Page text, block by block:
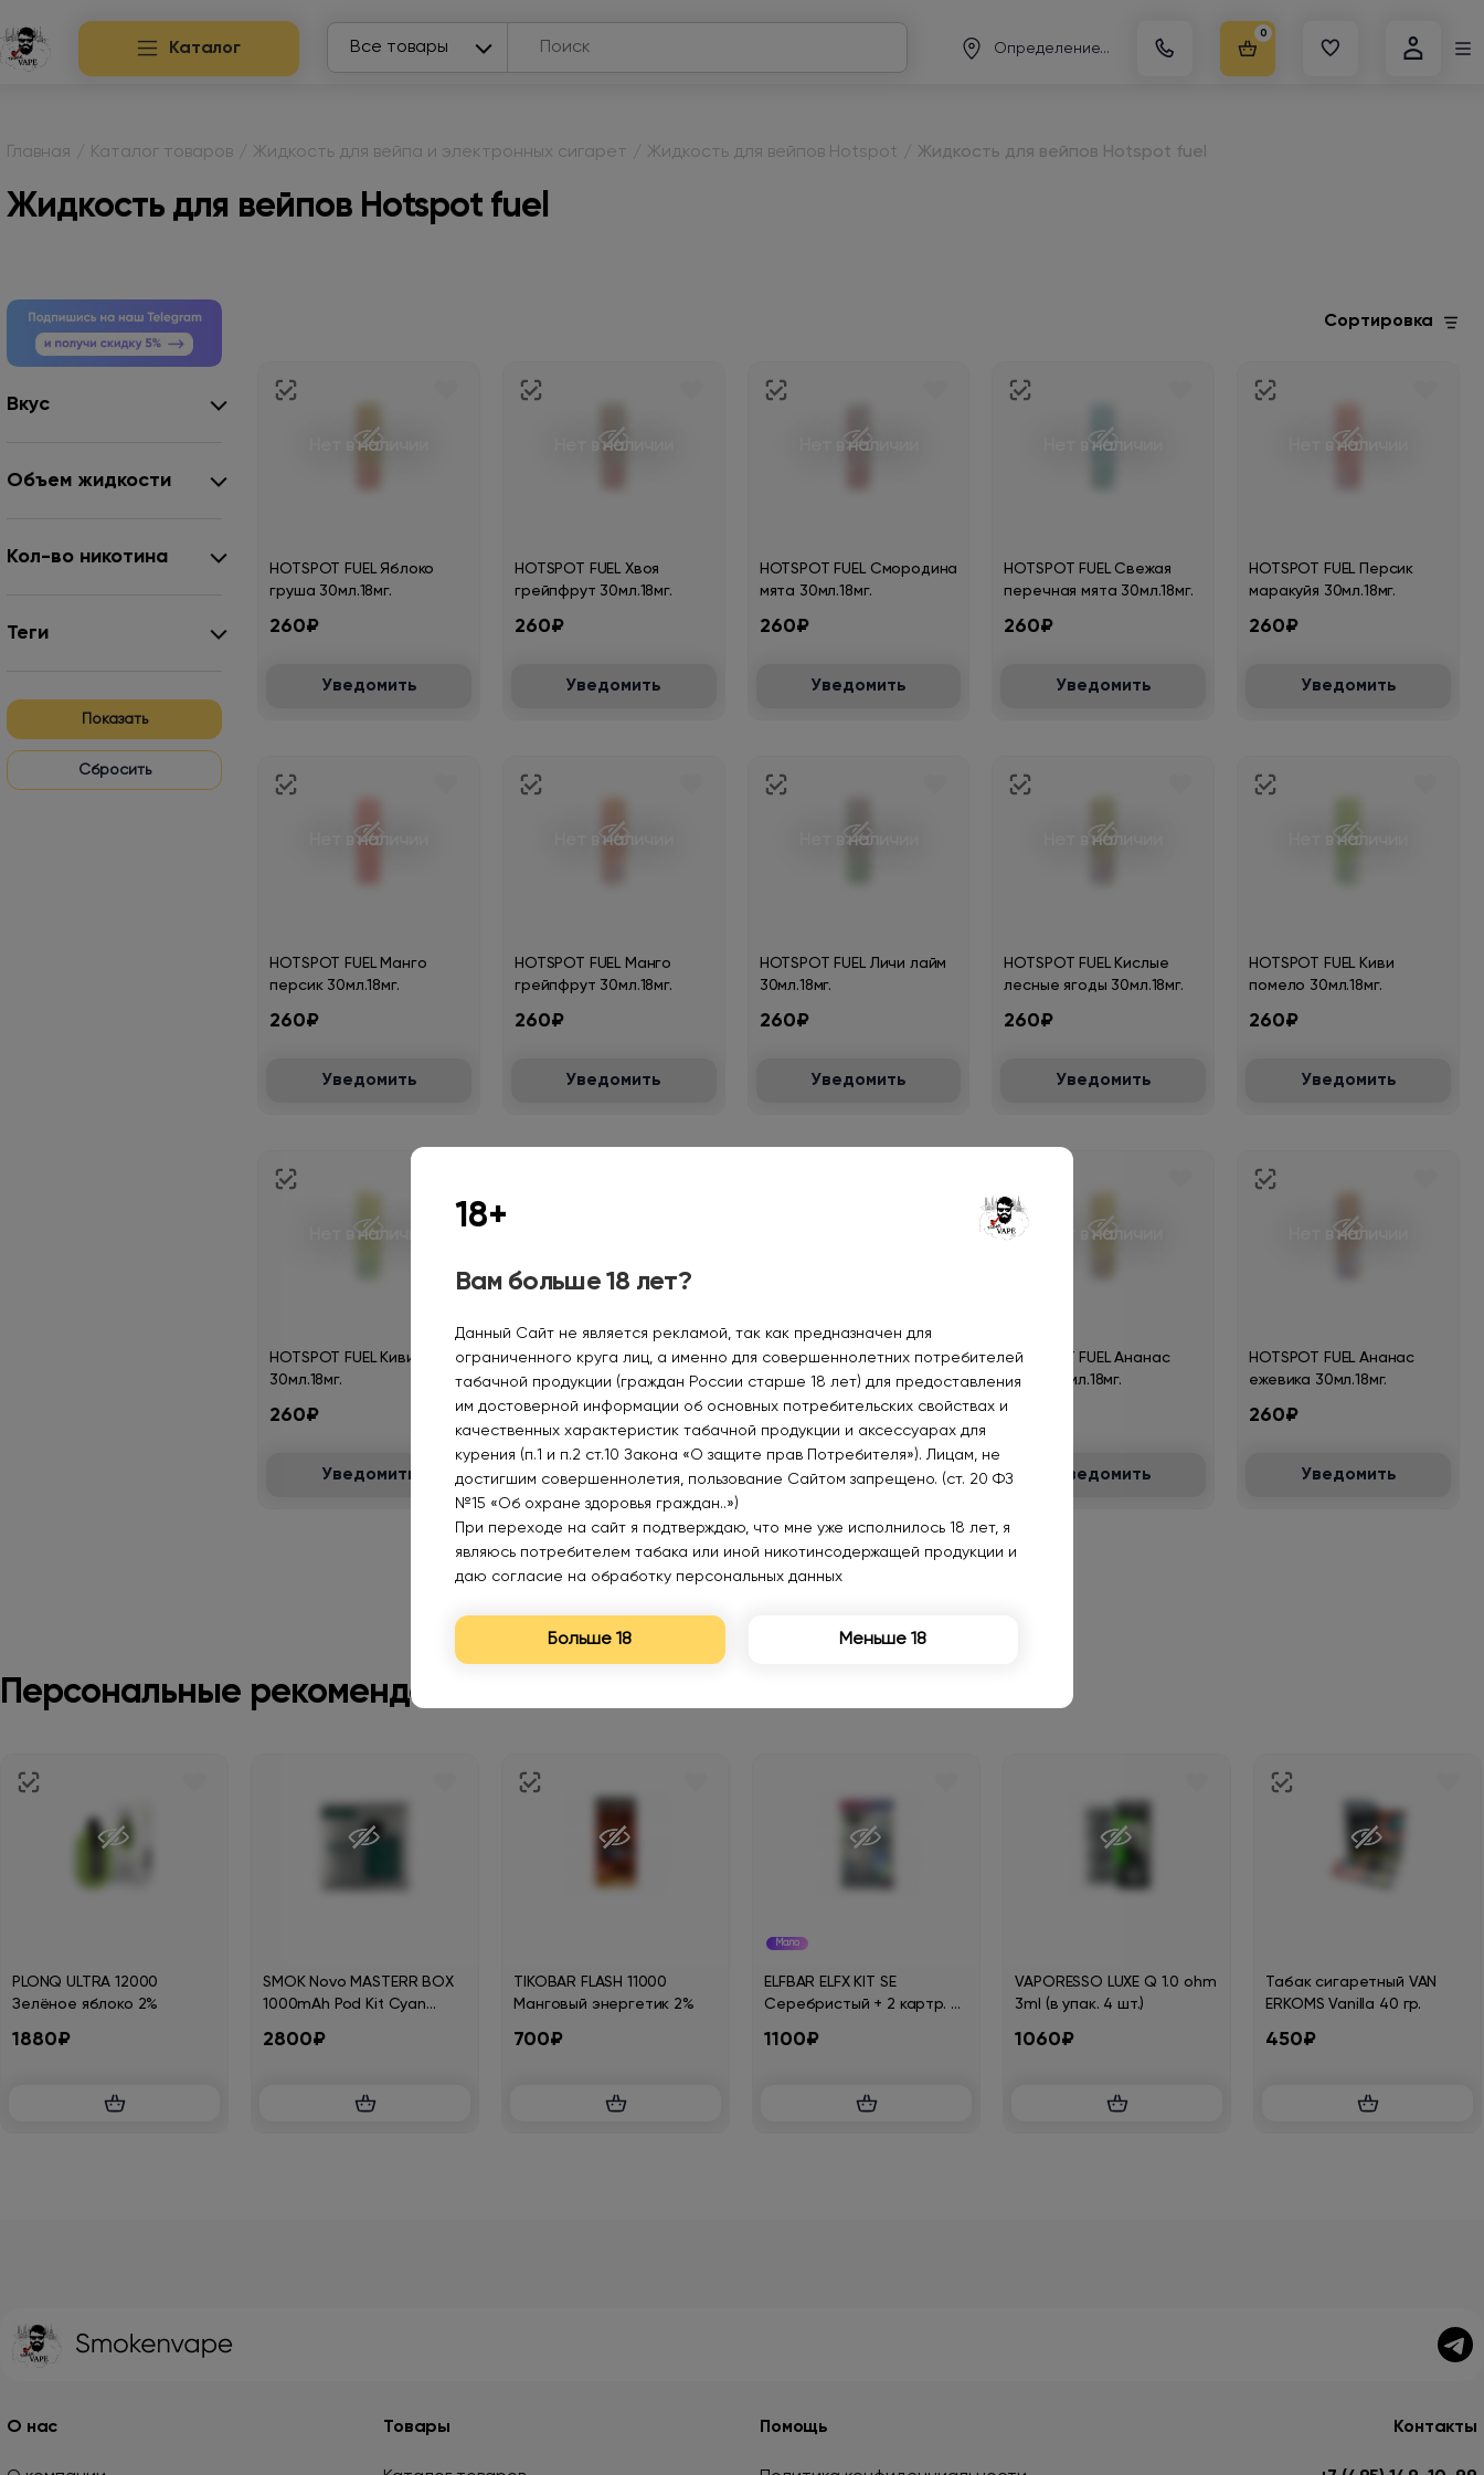
Каталог Все товары
Search
Определение...
0
Главная Каталог товаров Жидкость для вейпа и электронных сигарет Жидкость для вейпов Hotspot Жидкость для вейпов Hotspot fuel
Жидкость для вейпов Hotspot fuel
Вкус
Объем жидкости
Кол-во никотина
Теги
Показать
Сортировка
Нет в наличии
HOTSPOT FUEL Яблоко
груша 30мл.18мг.
260₽
Уведомить
Нет в наличии
HOTSPOT FUEL Хвоя
грейпфрут 30мл.18мг.
260₽
Уведомить
Нет в наличии
HOTSPOT FUEL Смородина
мята 30мл.18мг.
260₽
Уведомить
Нет в наличии
HOTSPOT FUEL Свежая
перечная мята 30мл.18мг.
260₽
Уведомить
Нет в наличии
HOTSPOT FUEL Персик
маракуйя 30мл.18мг.
260₽
Уведомить
Нет в наличии
HOTSPOT FUEL Манго
персик 30мл.18мг.
260₽
Уведомить
Нет в наличии
HOTSPOT FUEL Манго
грейпфрут 30мл.18мг.
260₽
Уведомить
Нет в наличии
HOTSPOT FUEL Личи лайм
30мл.18мг.
260₽
Уведомить
Нет в наличии
HOTSPOT FUEL Кислые
лесные ягоды 30мл.18мг.
260₽
Уведомить
Нет в наличии
HOTSPOT FUEL Киви
помело 30мл.18мг.
260₽
Уведомить
Нет в наличии
HOTSPOT FUEL Киви банан
30мл.18мг.
260₽
Уведомить
HOTSPOT FUEL Дыня
черника 30мл.18мг.
260₽
Уведомить
HOTSPOT FUEL Брусника
лимон 30мл.18мг.
260₽
Уведомить
Нет в наличии
HOTSPOT FUEL Ананас
кокос 30мл.18мг.
260₽
Уведомить
Нет в наличии
HOTSPOT FUEL Ананас
ежевика 30мл.18мг.
260₽
Уведомить
Персональные рекомендации
PLONQ ULTRA 12000
Зелёное яблоко 2%
1880₽
SMOK Novo MASTERR BOX
1000mAh Pod Kit Cyan
2800₽
TIKOBAR FLASH 11000
Манговый энергетик 2%
700₽
Мало
ELFBAR ELFX KIT SE
Серебристый + 2 картр. по
1100₽
VAPORESSO LUXE Q 1.0 ohm
3ml (в упак. 4 шт.)
1060₽
Табак сигаретный VAN
ERKOMS Vanilla 40 гр.
450₽
О нас Товары Помощь Контакты
18+
Вам больше 18 лет?
Данный Сайт не является рекламой, так как предназначен для
ограниченного круга лиц, а именно для совершеннолетних потребителей
табачной продукции (граждан России старше 18 лет) для предоставления
им достоверной информации об основных потребительских свойствах и
качественных характеристик табачной продукции и аксессуарах для
курения (п.1 и п.2 ст.10 Закона «О защите прав Потребителя»). Лицам, не
достигшим совершеннолетия, пользование Сайтом запрещено. (ст. 20 ФЗ
№15 «Об охране здоровья граждан..»)
При переходе на сайт я подтверждаю, что мне уже исполнилось 18 лет, я
являюсь потребителем табака или иной никотинсодержащей продукции и
даю согласие на обработку персональных данных
Больше 18 Меньше 18